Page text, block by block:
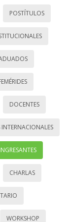
POSTÍTULOS
DOCENTES
INTERNACIONALES
INGRESANTES
CHARLAS
WORKSHOP